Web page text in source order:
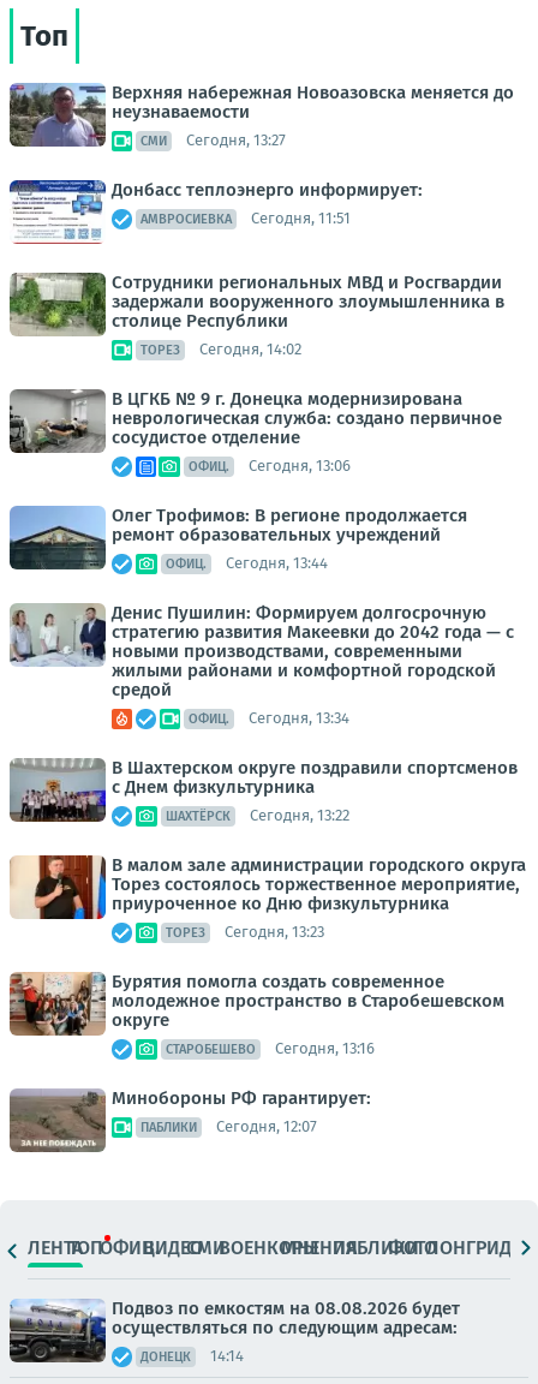
Топ
Верхняя набережная Новоазовска меняется до
неузнаваемости
СМИ Сегодня, 13:27
Донбасс теплоэнерго информирует:
АМВРОСИЕВКА Сегодня, 11:51
Сотрудники региональных МВД и Росгвардии
задержали вооруженного злоумышленника в
столице Республики
ТОРЕЗ Сегодня, 14:02
В ЦГКБ № 9 г. Донецка модернизирована
неврологическая служба: создано первичное
сосудистое отделение
ОФИЦ. Сегодня, 13:06
Олег Трофимов: В регионе продолжается
ремонт образовательных учреждений
ОФИЦ. Сегодня, 13:44
Денис Пушилин: Формируем долгосрочную
стратегию развития Макеевки до 2042 года — с
новыми производствами, современными
жилыми районами и комфортной городской
средой
ОФИЦ. Сегодня, 13:34
В Шахтерском округе поздравили спортсменов
с Днем физкультурника
ШАХТЁРСК Сегодня, 13:22
В малом зале администрации городского округа
Торез состоялось торжественное мероприятие,
приуроченное ко Дню физкультурника
ТОРЕЗ Сегодня, 13:23
Бурятия помогла создать современное
молодежное пространство в Старобешевском
округе
СТАРОБЕШЕВО Сегодня, 13:16
Минобороны РФ гарантирует:
ПАБЛИКИ Сегодня, 12:07
ЛЕНТАТОПОФИЦ.ВИДЕОСМИВОЕНКОРЫМНЕНИЯПАБЛИКИ
ФОТОЛОНГРИДЫ
Подвоз по емкостям на 08.08.2026 будет
осуществляться по следующим адресам:
ДОНЕЦК 14:14